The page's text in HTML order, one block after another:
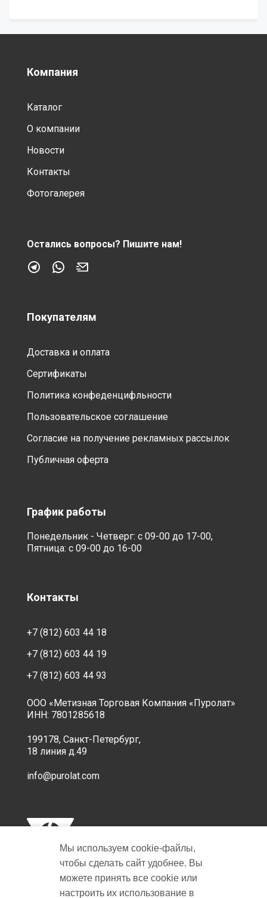
Компания
Каталог
О компании
Новости
Контакты
Фотогалерея
Остались вопросы? Пишите нам!
Покупателям
Доставка и оплата
Сертификаты
Политика конфеденцифльности
Пользовательское соглашение
Согласие на получение рекламных рассылок
Публичная оферта
График работы
Понедельник - Четверг: с 09-00 до 17-00,
Пятница: с 09-00 до 16-00
Контакты
+7 (812) 603 44 18
+7 (812) 603 44 19
+7 (812) 603 44 93
ООО «Метизная Торговая Компания «Пуролат»
ИНН: 7801285618
199178, Санкт-Петербург,
18 линия д.49
info@purolat.com
Мы используем cookie‑файлы,
чтобы сделать сайт удобнее. Вы
можете принять все cookie или
настроить их использование в